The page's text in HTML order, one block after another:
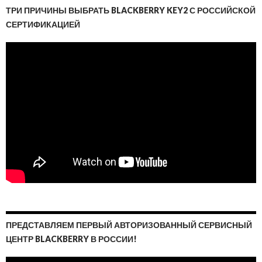
ТРИ ПРИЧИНЫ ВЫБРАТЬ BLACKBERRY KEY2 С РОССИЙСКОЙ
СЕРТИФИКАЦИЕЙ
ПРЕДСТАВЛЯЕМ ПЕРВЫЙ АВТОРИЗОВАННЫЙ СЕРВИСНЫЙ
ЦЕНТР BLACKBERRY В РОССИИ!